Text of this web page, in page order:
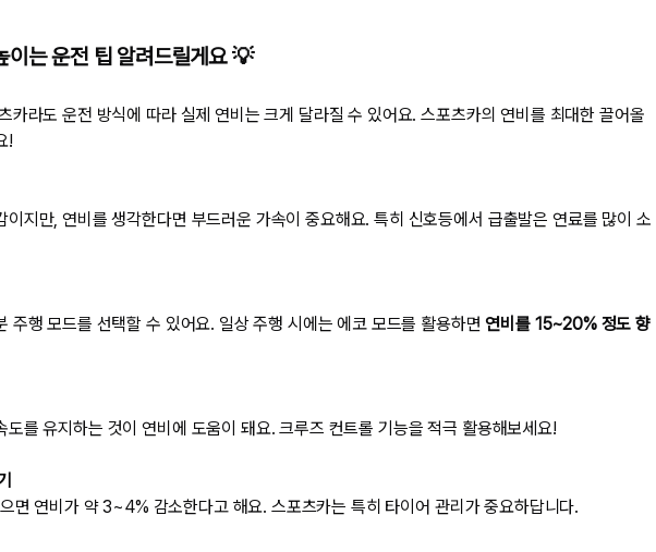
이는 운전 팁 알려드릴게요 💡
카라도 운전 방식에 따라 실제 연비는 크게 달라질 수 있어요. 스포츠카의 연비를 최대한 끌어올
!
이지만, 연비를 생각한다면 부드러운 가속이 중요해요. 특히 신호등에서 급출발은 연료를 많이 소
주행 모드를 선택할 수 있어요. 일상 주행 시에는 에코 모드를 활용하면연비를 15~20% 정도 향
도를 유지하는 것이 연비에 도움이 돼요. 크루즈 컨트롤 기능을 적극 활용해보세요!
면 연비가 약 3~4% 감소한다고 해요. 스포츠카는 특히 타이어 관리가 중요하답니다.